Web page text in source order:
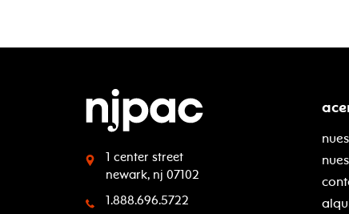
1 center street
newark, nj 07102
1.888.696.5722